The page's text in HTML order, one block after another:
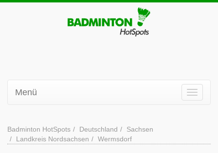
Menü
Badminton HotSpots Deutschland
Sachsen
Landkreis Nordsachsen
Wermsdorf